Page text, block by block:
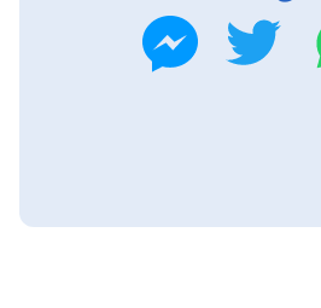
واتساب تويتر